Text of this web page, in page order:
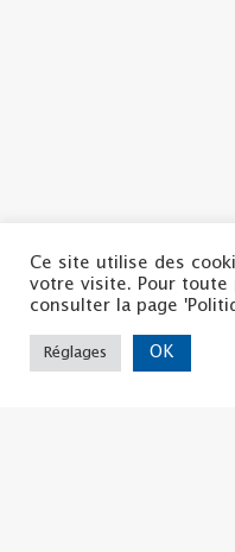
Politique de confidentialité
Mentions légales
Copyright ©2022 | La CSF
Ce site utilise des
votre visite. Pour toute
consulter la page
Réglages OK